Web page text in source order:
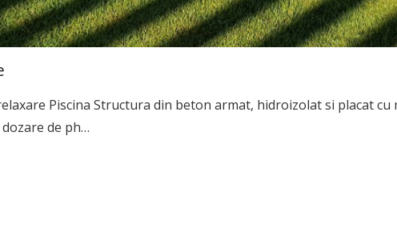
Piscina Structura din beton armat, hidroizolat si placat cu
de ph…